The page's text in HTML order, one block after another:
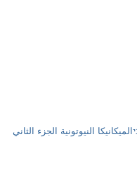
النيوتونية الجزء الثاني